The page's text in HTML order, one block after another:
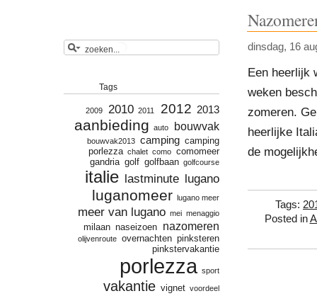
dinsdag, 16
Een heerlijk
weken
zomeren.
heerlijke
de
Tags:
Posted in
Tags
2009 2010 2011 2012 2013
aanbieding auto bouwvak
bouwvak2013 camping camping
porlezza chalet como comomeer
gandria golf golfbaan golfcourse
italie lastminute lugano
luganomeer lugano meer
meer van lugano mei menaggio
milaan naseizoen nazomeren
olijvenroute overnachten pinksteren
pinkstervakantie
porlezza sport
vakantie vignet voordeel